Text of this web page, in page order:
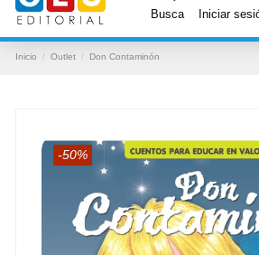
Busca Iniciar
Inicio Outlet Don Contaminón
-50%